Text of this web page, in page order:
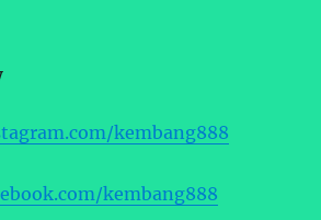
kembang888
kembang888